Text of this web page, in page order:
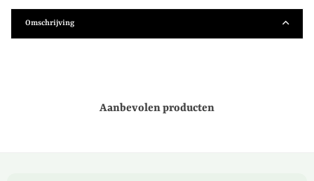
Omschrijving
Aanbevolen producten